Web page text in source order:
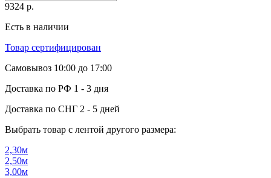
9324 р.
Есть в наличии
Товар сертифицирован
Самовывоз 10:00 до 17:00
Доставка по РФ 1 - 3 дня
Доставка по СНГ 2 - 5 дней
Выбрать товар с лентой другого размера:
2,30м
2,50м
3,00м